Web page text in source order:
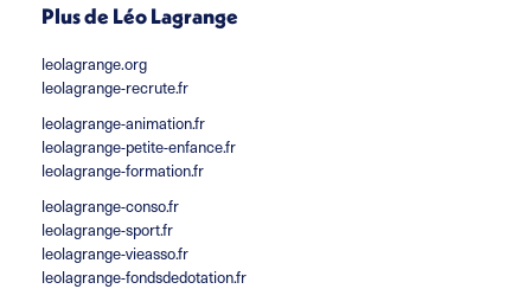
Plus de Léo Lagrange
leolagrange.org
leolagrange-recrute.fr
leolagrange-animation.fr
leolagrange-petite-enfance.fr
leolagrange-formation.fr
leolagrange-conso.fr
leolagrange-sport.fr
leolagrange-vieasso.fr
leolagrange-fondsdedotation.fr